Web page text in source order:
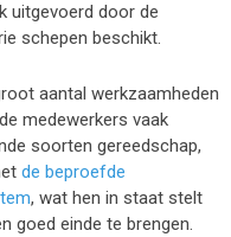
uitgevoerd door de
schepen beschikt.
aantal werkzaamheden
medewerkers vaak
soorten gereedschap,
de beproefde
, wat hen in staat stelt
goed einde te brengen.